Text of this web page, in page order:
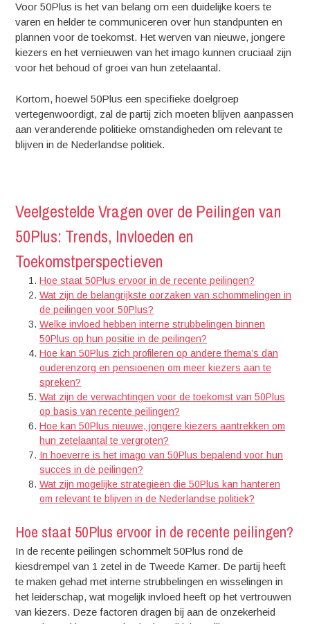
Voor 50Plus is het van belang om een duidelijke koers te
varen en helder te communiceren over hun standpunten en
plannen voor de toekomst. Het werven van nieuwe, jongere
kiezers en het vernieuwen van het imago kunnen cruciaal zijn
voor het behoud of groei van hun zetelaantal.
Kortom, hoewel 50Plus een specifieke doelgroep
vertegenwoordigt, zal de partij zich moeten blijven aanpassen
aan veranderende politieke omstandigheden om relevant te
blijven in de Nederlandse politiek.
Veelgestelde Vragen over de Peilingen van
50Plus: Trends, Invloeden en
Toekomstperspectieven
Hoe staat 50Plus ervoor in de recente peilingen?
Wat zijn de belangrijkste oorzaken van schommelingen in
de peilingen voor 50Plus?
Welke invloed hebben interne strubbelingen binnen
50Plus op hun positie in de peilingen?
Hoe kan 50Plus zich profileren op andere thema’s dan
ouderenzorg en pensioenen om meer kiezers aan te
spreken?
Wat zijn de verwachtingen voor de toekomst van 50Plus
op basis van recente peilingen?
Hoe kan 50Plus nieuwe, jongere kiezers aantrekken om
hun zetelaantal te vergroten?
In hoeverre is het imago van 50Plus bepalend voor hun
succes in de peilingen?
Wat zijn mogelijke strategieën die 50Plus kan hanteren
om relevant te blijven in de Nederlandse politiek?
Hoe staat 50Plus ervoor in de recente peilingen?
In de recente peilingen schommelt 50Plus rond de
kiesdrempel van 1 zetel in de Tweede Kamer. De partij heeft
te maken gehad met interne strubbelingen en wisselingen in
het leiderschap, wat mogelijk invloed heeft op het vertrouwen
van kiezers. Deze factoren dragen bij aan de onzekerheid